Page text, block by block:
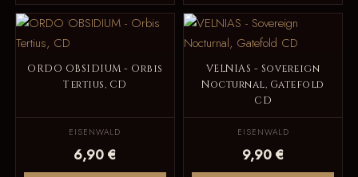
ORDO OBSIDIUM - Orbis
Tertius, CD
EISENWALD
6,90 €
VELNIAS - Sovereign
Nocturnal, Gatefold
CD
EISENWALD
9,90 €